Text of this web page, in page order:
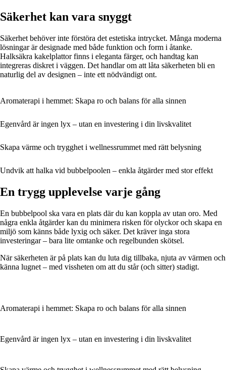
Säkerhet kan vara snyggt
Säkerhet behöver inte förstöra det estetiska intrycket. Många moderna
lösningar är designade med både funktion och form i åtanke.
Halksäkra kakelplattor finns i eleganta färger, och handtag kan
integreras diskret i väggen. Det handlar om att låta säkerheten bli en
naturlig del av designen – inte ett nödvändigt ont.
Aromaterapi i hemmet: Skapa ro och balans för alla sinnen
Egenvård är ingen lyx – utan en investering i din livskvalitet
Skapa värme och trygghet i wellnessrummet med rätt belysning
Undvik att halka vid bubbelpoolen – enkla åtgärder med stor effekt
En trygg upplevelse varje gång
En bubbelpool ska vara en plats där du kan koppla av utan oro. Med
några enkla åtgärder kan du minimera risken för olyckor och skapa en
miljö som känns både lyxig och säker. Det kräver inga stora
investeringar – bara lite omtanke och regelbunden skötsel.
När säkerheten är på plats kan du luta dig tillbaka, njuta av värmen och
känna lugnet – med vissheten om att du står (och sitter) stadigt.
Aromaterapi i hemmet: Skapa ro och balans för alla sinnen
Egenvård är ingen lyx – utan en investering i din livskvalitet